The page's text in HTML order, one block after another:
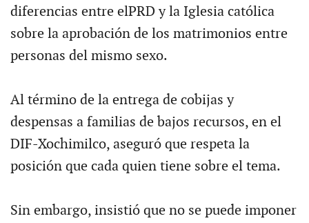
diferencias entre elPRD y la Iglesia católica
sobre la aprobación de los matrimonios entre
personas del mismo sexo.
Al término de la entrega de cobijas y
despensas a familias de bajos recursos, en el
DIF-Xochimilco, aseguró que respeta la
posición que cada quien tiene sobre el tema.
Sin embargo, insistió que no se puede imponer